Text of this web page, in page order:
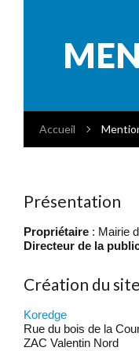
Accueil
Présentation
Propriétaire : Mairie
Directeur de la
Création du
Koredge
Rue du bois de la
ZAC Valentin Nord